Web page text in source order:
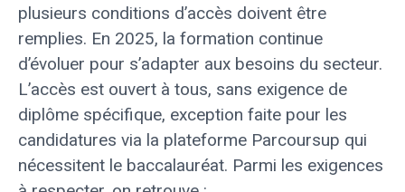
plusieurs conditions d’accès doivent être
remplies. En 2025, la formation continue
d’évoluer pour s’adapter aux besoins du secteur.
L’accès est ouvert à tous, sans exigence de
diplôme spécifique, exception faite pour les
candidatures via la plateforme Parcoursup qui
nécessitent le baccalauréat. Parmi les exigences